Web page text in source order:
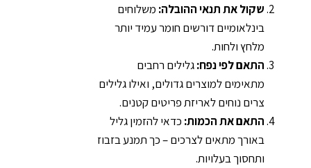
שקול את תנאי ההובלה: משלוחים
בינלאומיים דורשים חומר עמיד יותר
מלחץ ולחות.
התאם לפי נפח:גלילים רחבים
מתאימים למוצרים גדולים, ואילו גלילים
צרים נוחים לאריזת פריטים קטנים.
התאם את הכמות: כדאי להזמין גליל
באורך מתאים לצרכים – כך תמנע בזבוז
ותחסוך בעלויות.